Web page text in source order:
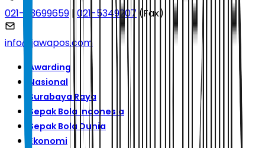
021-53699659 | 021-5349207 (Fax)
info@jawapos.com
Awarding
Nasional
Surabaya Raya
Sepak Bola Indonesia
Sepak Bola Dunia
Ekonomi